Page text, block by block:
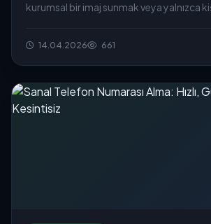
kurumsal bir imaj sunmak veya yalnızca
14.04.2026 661